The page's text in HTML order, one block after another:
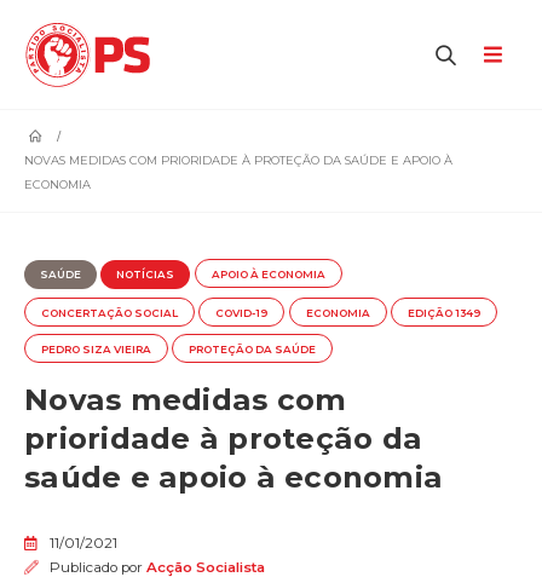
NOVAS MEDIDAS COM PRIORIDADE À PROTEÇÃO DA SAÚDE E APOIO À
ECONOMIA
SAÚDE NOTÍCIAS APOIO À ECONOMIA
CONCERTAÇÃO SOCIAL COVID-19 ECONOMIA EDIÇÃO 1349
PEDRO SIZA VIEIRA PROTEÇÃO DA SAÚDE
Novas medidas com
prioridade à proteção da
saúde e apoio à economia
11/01/2021
Publicado por Acção Socialista